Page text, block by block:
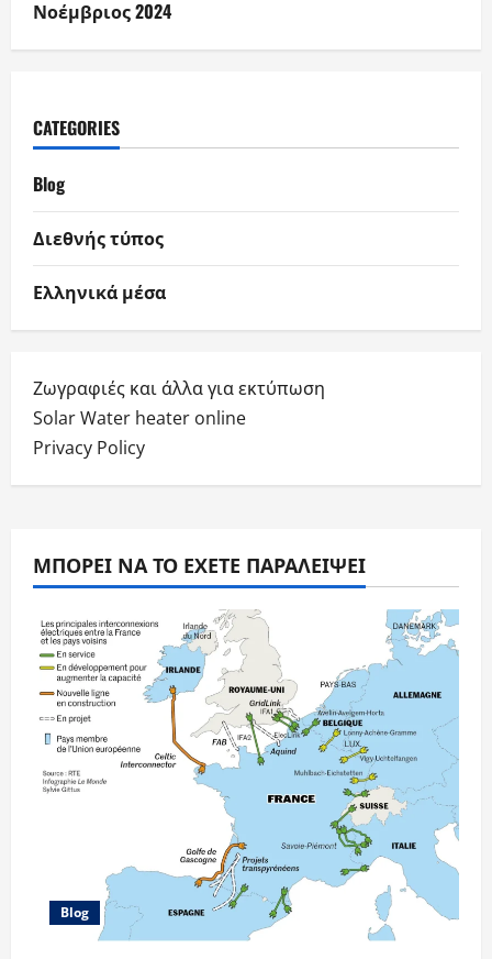
Νοέμβριος 2024
CATEGORIES
Blog
Διεθνής τύπος
Ελληνικά μέσα
Ζωγραφιές και άλλα για εκτύπωση
Solar Water heater online
Privacy Policy
ΜΠΟΡΕΊ ΝΑ ΤΟ ΈΧΕΤΕ ΠΑΡΑΛΕΊΨΕΙ
Blog